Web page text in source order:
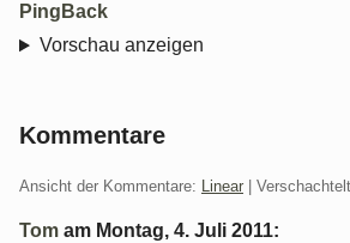
PingBack
Vorschau anzeigen
Kommentare
Ansicht der Kommentare: Linear | Verschachtelt
Tom am Montag, 4. Juli 2011: